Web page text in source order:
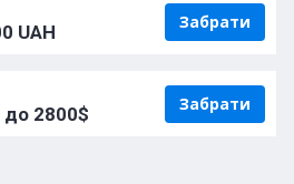
UAH Забрати
до 2800$ Забрати